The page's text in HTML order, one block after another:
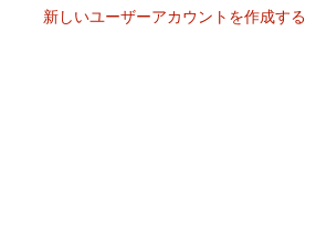
新しいユーザーアカウントを作成する